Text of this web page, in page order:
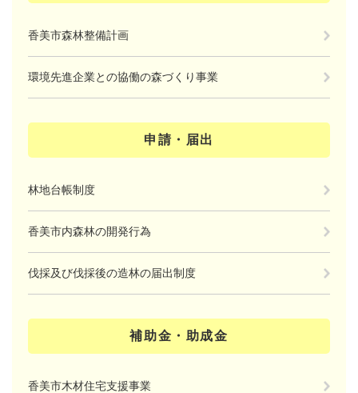
香美市森林整備計画
環境先進企業との協働の森づくり事業
申請・届出
林地台帳制度
香美市内森林の開発行為
伐採及び伐採後の造林の届出制度
補助金・助成金
香美市木材住宅支援事業